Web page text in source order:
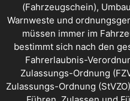
(Fahrzeugschein),
Warnweste und
müssen immer im
bestimmt sich nach den
Fahrerlaubnis-
Zulassungs-Ordnung
Zulassungs-Ordnung